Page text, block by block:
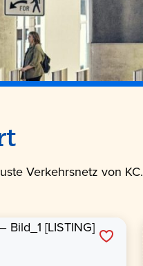
Verkehrsnetz von KC.